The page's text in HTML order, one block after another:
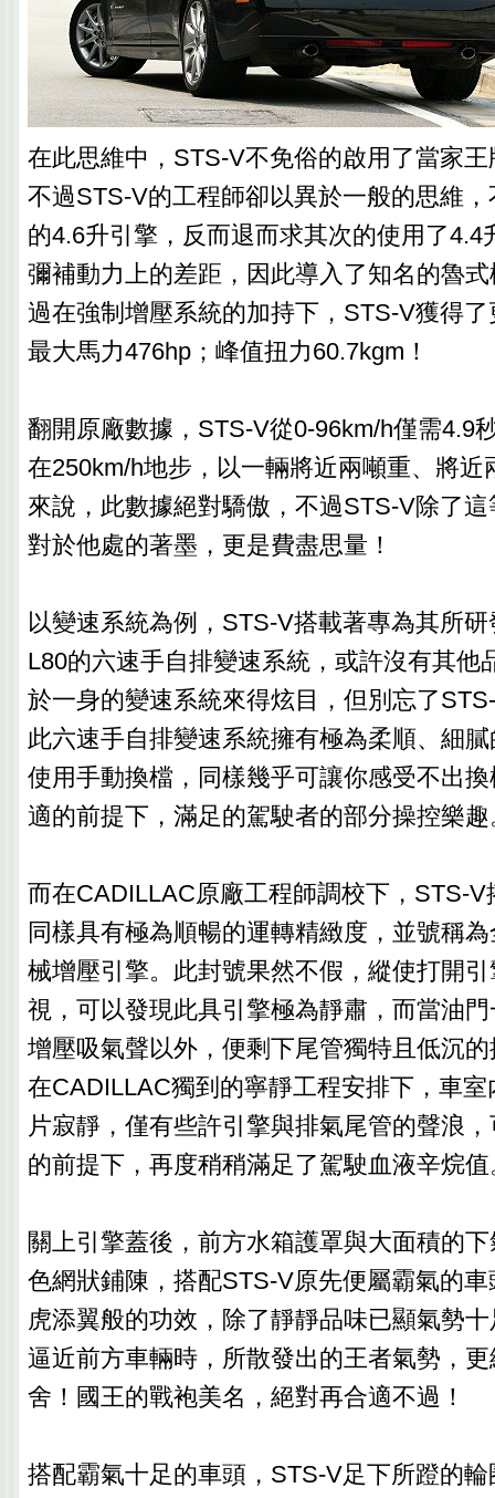
在此思維中，STS-V不免俗的啟用了當家
不過STS-V的工程師卻以異於一般的思維
的4.6升引擎，反而退而求其次的使用了4.4
彌補動力上的差距，因此導入了知名的魯
過在強制增壓系統的加持下，STS-V獲得
最大馬力476hp；峰值扭力60.7kgm！
翻開原廠數據，STS-V從0-96km/h僅需4.9
在250km/h地步，以一輛將近兩噸重、將近
來說，此數據絕對驕傲，不過STS-V除了
對於他處的著墨，更是費盡思量！
以變速系統為例，STS-V搭載著專為其所
L80的六速手自排變速系統，或許沒有其他
於一身的變速系統來得炫目，但別忘了
此六速手自排變速系統擁有極為柔順、細
使用手動換檔，同樣幾乎可讓你感受不出
適的前提下，滿足的駕駛者的部分操控樂趣
而在CADILLAC原廠工程師調校下，STS-
同樣具有極為順暢的運轉精緻度，並號稱
械增壓引擎。此封號果然不假，縱使打開
視，可以發現此具引擎極為靜肅，而當油
增壓吸氣聲以外，便剩下尾管獨特且低沉
在CADILLAC獨到的寧靜工程安排下，車
片寂靜，僅有些許引擎與排氣尾管的聲浪
的前提下，再度稍稍滿足了駕駛血液辛烷值
關上引擎蓋後，前方水箱護罩與大面積的
色網狀鋪陳，搭配STS-V原先便屬霸氣的
虎添翼般的功效，除了靜靜品味已顯氣勢
逼近前方車輛時，所散發出的王者氣勢，
舍！國王的戰袍美名，絕對再合適不過！
搭配霸氣十足的車頭，STS-V足下所蹬的